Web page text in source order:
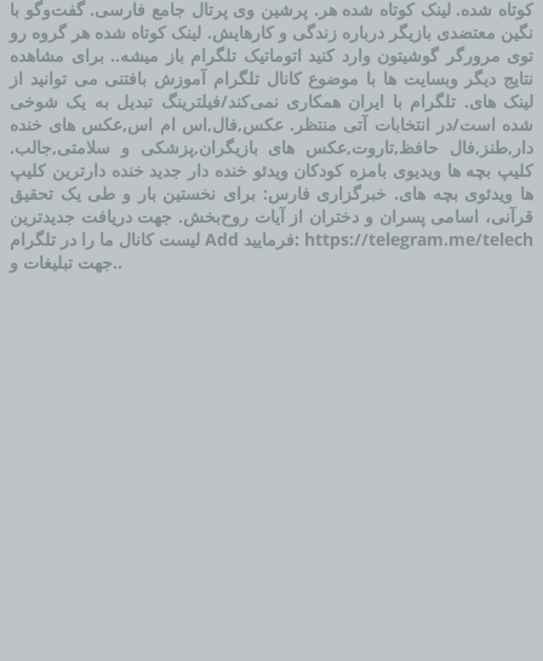
کوتاه شده. لینک کوتاه شده هر. پرشین وی پرتال جامع فارسی. گفت‌وگو با
نگین معتضدی بازیگر درباره زندگی و کارهایش. لینک کوتاه شده هر گروه رو
توی مرورگر گوشیتون وارد کنید اتوماتیک تلگرام باز میشه.. برای مشاهده
نتایج دیگر وبسایت ها با موضوع کانالتلگرام آموزش بافتنی می توانید از
لینک های. تلگرام با ایران همکاری نمی‌کند/فیلترینگ تبدیل به یک شوخی
شده است/در انتخابات آتی منتظر. عکس,فال,اس ام اس,عکس های خنده
دار,طنز,فال حافظ,تاروت,عکس های بازیگران,پزشکی و سلامتی,جالب.
کلیپ بچه ها ویدیوی بامزه کودکان ویدئو خنده دار جدید خنده دارترین کلیپ
ها ویدئوی بچه های. خبرگزاری فارس: برای نخستین بار و طی یک تحقیق
قرآنی، اسامی پسران و دختران از آیات روح‌بخش. جهت دریافت جدیدترین
لیست کانال ما را در تلگرام
Add فرمایید: https://telegram.me/telech
جهت تبلیغات و..